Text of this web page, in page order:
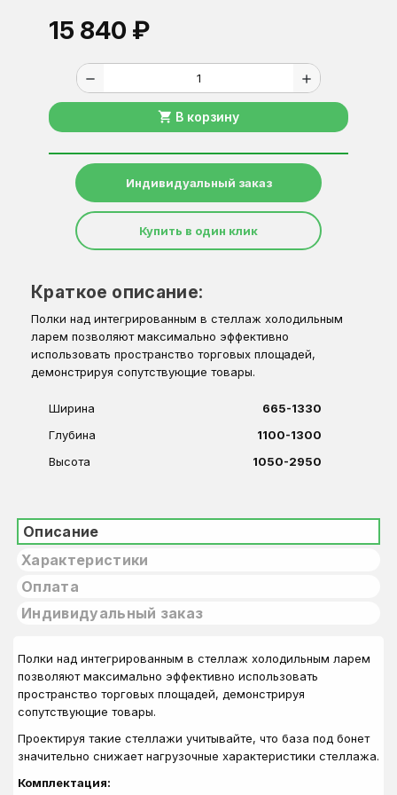
15 840 ₽
remove add
shopping_cart В корзину
Индивидуальный заказ
Купить в один клик
Краткое описание:
Полки над интегрированным в стеллаж холодильным
ларем позволяют максимально эффективно
использовать пространство торговых площадей,
демонстрируя сопутствующие товары.
Ширина
665-1330
Глубина
1100-1300
Высота
1050-2950
Описание
Характеристики
Оплата
Индивидуальный заказ
Полки над интегрированным в стеллаж холодильным ларем
позволяют максимально эффективно использовать
пространство торговых площадей, демонстрируя
сопутствующие товары.
Проектируя такие стеллажи учитывайте, что база под бонет
значительно снижает нагрузочные характеристики стеллажа.
Комплектация: